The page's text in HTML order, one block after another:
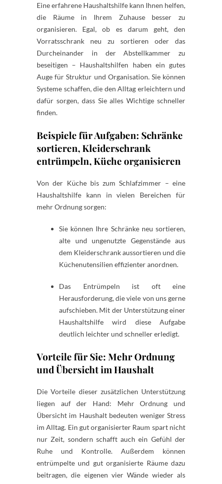
Eine erfahrene Haushaltshilfe kann Ihnen helfen,
die Räume in Ihrem Zuhause besser zu
organisieren. Egal, ob es darum geht, den
Vorratsschrank neu zu sortieren oder das
Durcheinander in der Abstellkammer zu
beseitigen – Haushaltshilfen haben ein gutes
Auge für Struktur und Organisation. Sie können
Systeme schaffen, die den Alltag erleichtern und
dafür sorgen, dass Sie alles Wichtige schneller
finden.
Beispiele für Aufgaben: Schränke
sortieren, Kleiderschrank
entrümpeln, Küche organisieren
Von der Küche bis zum Schlafzimmer – eine
Haushaltshilfe kann in vielen Bereichen für
mehr Ordnung sorgen:
Sie können Ihre Schränke neu sortieren,
alte und ungenutzte Gegenstände aus
dem Kleiderschrank aussortieren und die
Küchenutensilien effizienter anordnen.
Das Entrümpeln ist oft eine
Herausforderung, die viele von uns gerne
aufschieben. Mit der Unterstützung einer
Haushaltshilfe wird diese Aufgabe
deutlich leichter und schneller erledigt.
Vorteile für Sie: Mehr Ordnung
und Übersicht im Haushalt
Die Vorteile dieser zusätzlichen Unterstützung
liegen auf der Hand: Mehr Ordnung und
Übersicht im Haushalt bedeuten weniger Stress
im Alltag. Ein gut organisierter Raum spart nicht
nur Zeit, sondern schafft auch ein Gefühl der
Ruhe und Kontrolle. Außerdem können
entrümpelte und gut organisierte Räume dazu
beitragen, die eigenen vier Wände wieder als